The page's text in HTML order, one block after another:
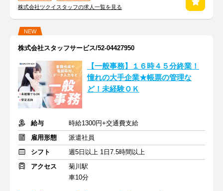
株式会社ツクイスタッフの求人一覧を見る
NEW
株式会社スタッフサービス/52-04427950
【一般事務】１６時４５分終業！
憧れの大手企業★帳票の管理な
ど！未経験ＯＫ
給与
時給1300円+交通費支給
雇用形態
派遣社員
シフト
週5日以上 1日7.5時間以上
アクセス
菊川駅
車10分